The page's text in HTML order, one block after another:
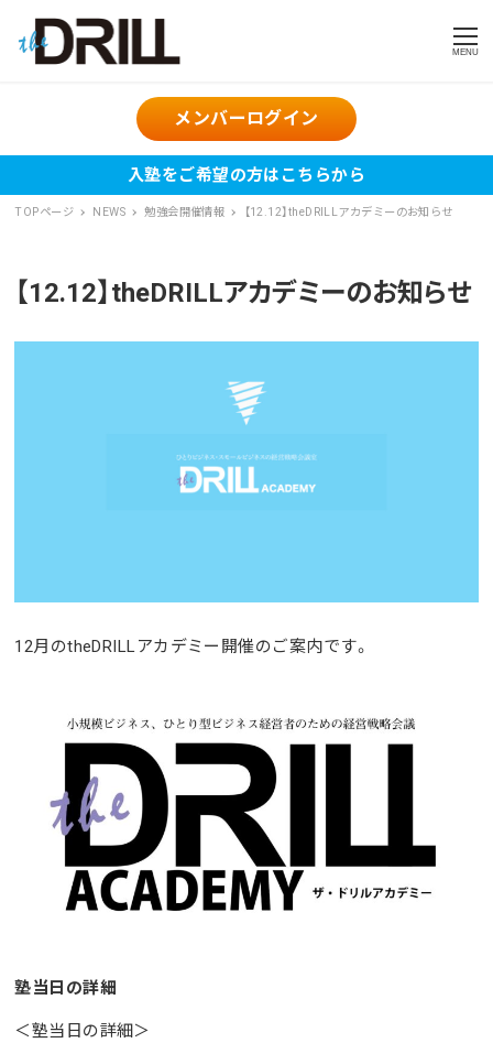
MENU
メンバーログイン
入塾をご希望の方はこちらから
TOPページ NEWS 勉強会開催情報 【12.12】theDRILLアカデミーのお知らせ
【12.12】theDRILLアカデミーのお知らせ
12月のtheDRILLアカデミー開催のご案内です。
塾当日の詳細
＜塾当日の詳細＞